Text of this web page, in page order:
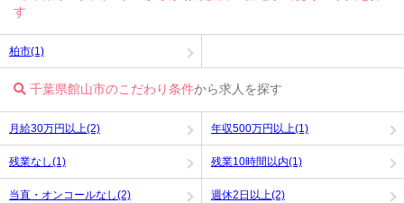
す
柏市(1)
千葉県館山市のこだわり条件から求人を探す
月給30万円以上(2) 年収500万円以上(1)
残業なし(1) 残業10時間以内(1)
当直・オンコールなし(2) 週休2日以上(2)